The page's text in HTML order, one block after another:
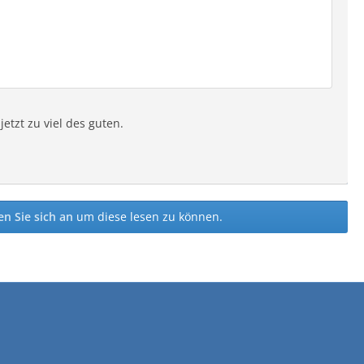
zu viel des guten.
Sie sich an um diese lesen zu können.